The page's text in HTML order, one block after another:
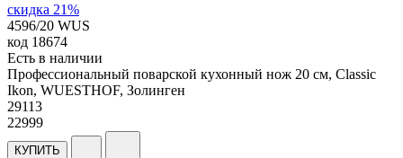
скидка 21%
4596/20 WUS
код 18674
Есть в наличии
Профессиональный поварской кухонный нож 20 см, Classic
Ikon, WUESTHOF, Золинген
29113
22999
КУПИТЬ